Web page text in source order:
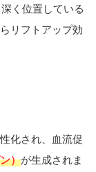
く位置している
リフトアップ効
化され、血流促
）が生成されま